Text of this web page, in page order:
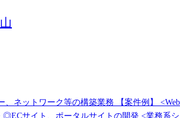
ープン系システム> ◎大手金融システム開発
システム> ◎顧客管理システム開発 ◎医療・福祉系